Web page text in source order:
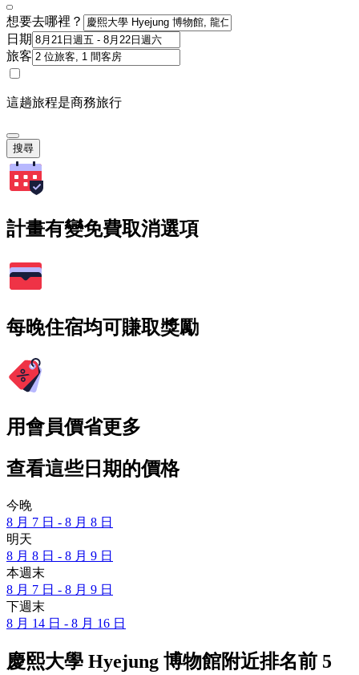
想要去哪裡？
日期
旅客
這趟旅程是商務旅行
搜尋
計畫有變免費取消選項
每晚住宿均可賺取獎勵
用會員價省更多
查看這些日期的價格
今晚
8 月 7 日 - 8 月 8 日
明天
8 月 8 日 - 8 月 9 日
本週末
8 月 7 日 - 8 月 9 日
下週末
8 月 14 日 - 8 月 16 日
慶熙大學 Hyejung 博物館附近排名前 5